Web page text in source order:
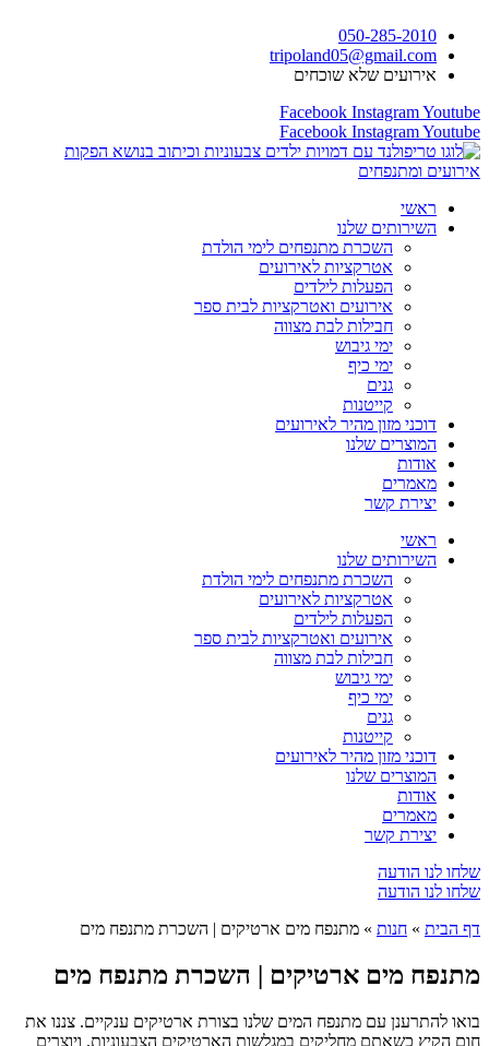
לתוכן
050-285-2010
tripoland05@gmail.com
אירועים שלא שוכחים
Facebook InstagramYoutube
Facebook InstagramYoutube
ראשי
השירותים שלנו
השכרת מתנפחים לימי הולדת
אטרקציות לאירועים
הפעלות לילדים
אירועים ואטרקציות לבית ספר
חבילות לבת מצווה
ימי גיבוש
ימי כיף
גנים
קייטנות
דוכני מזון מהיר לאירועים
המוצרים שלנו
אודות
מאמרים
יצירת קשר
ראשי
השירותים שלנו
השכרת מתנפחים לימי הולדת
אטרקציות לאירועים
הפעלות לילדים
אירועים ואטרקציות לבית ספר
חבילות לבת מצווה
ימי גיבוש
ימי כיף
גנים
קייטנות
דוכני מזון מהיר לאירועים
המוצרים שלנו
אודות
מאמרים
יצירת קשר
שלחו לנו הודעה
שלחו לנו הודעה
דף הבית » חנות » מתנפח מים ארטיקים | השכרת מתנפח מים
מתנפח מים ארטיקים | השכרת מתנפח מים
בואו להתרענן עם מתנפח המים שלנו בצורת ארטיקים ענקיים. צננו את
חום הקיץ כשאתם מחליקים במגלשות הארטיקים הצבעוניות, ויוצרים